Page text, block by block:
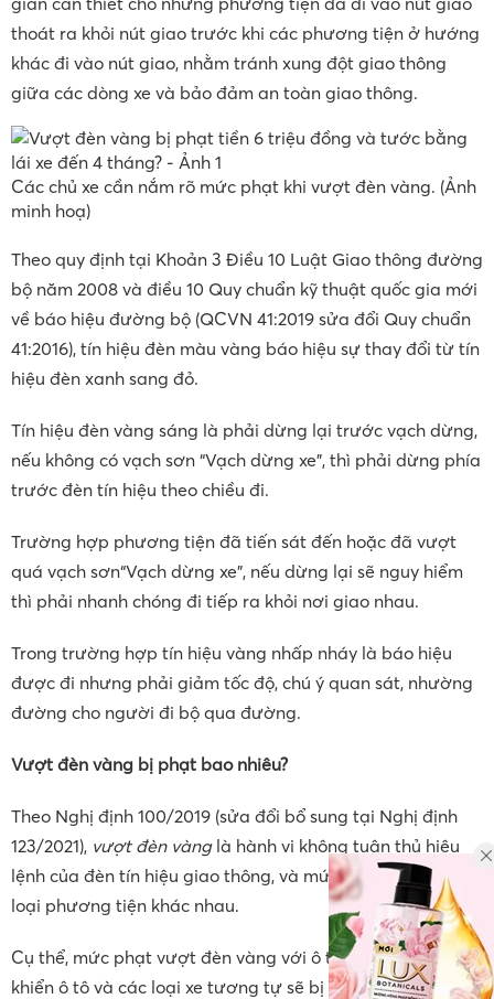
thoát ra khỏi nút giao trước khi các phương tiện ở hướng
khác đi vào nút giao, nhằm tránh xung đột giao thông
giữa các dòng xe và bảo đảm an toàn giao thông.
Các chủ xe cần nắm rõ mức phạt khi vượt đèn vàng. (Ảnh
minh hoạ)
Theo quy định tại Khoản 3 Điều 10 Luật Giao thông đường
bộ năm 2008 và điều 10 Quy chuẩn kỹ thuật quốc gia mới
về báo hiệu đường bộ (QCVN 41:2019 sửa đổi Quy chuẩn
41:2016), tín hiệu đèn màu vàng báo hiệu sự thay đổi từ tín
hiệu đèn xanh sang đỏ.
Tín hiệu đèn vàng sáng là phải dừng lại trước vạch dừng,
nếu không có vạch sơn “Vạch dừng xe”, thì phải dừng phía
trước đèn tín hiệu theo chiều đi.
Trường hợp phương tiện đã tiến sát đến hoặc đã vượt
quá vạch sơn“Vạch dừng xe”, nếu dừng lại sẽ nguy hiểm
thì phải nhanh chóng đi tiếp ra khỏi nơi giao nhau.
Trong trường hợp tín hiệu vàng nhấp nháy là báo hiệu
được đi nhưng phải giảm tốc độ, chú ý quan sát, nhường
đường cho người đi bộ qua đường.
Vượt đèn vàng bị phạt bao nhiêu?
Theo Nghị định 100/2019 (sửa đổi bổ sung tại Nghị định
123/2021), vượt đèn vànglà hành vi không tuân thủ hiệu
lệnh của đèn tín hiệu giao thông, và mức phạt cho từng
loại phương tiện khác nhau.
Cụ thể, mức phạt vượt đèn vàng với ô tô: Người điều
khiển ô tô và các loại xe tương tự sẽ bị phạt tiền từ